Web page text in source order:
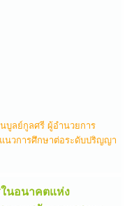
บูลย์กูลศรี ผู้อำนวยการ
วการศึกษาต่อระดับปริญญา
นอนาคตแห่ง